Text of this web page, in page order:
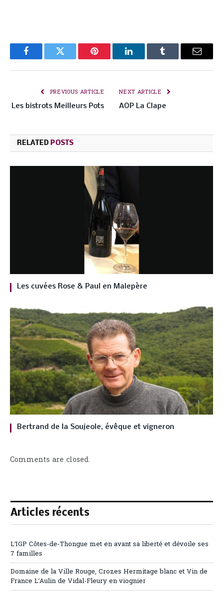
FacebookTwitter Pinterest LinkedInTumblr Email
PREVIOUS ARTICLE
Les bistrots Meilleurs Pots
NEXT ARTICLE
AOP La Clape
RELATED POSTS
Les cuvées Rose & Paul en Malepère
Bertrand de la Soujeole, évêque et vigneron
Comments are closed.
Articles récents
L’IGP Côtes-de-Thongue met en avant sa liberté et dévoile ses
7 familles
Domaine de la Ville Rouge, Crozes Hermitage blanc et Vin de
France L’Aulin de Vidal-Fleury en viognier